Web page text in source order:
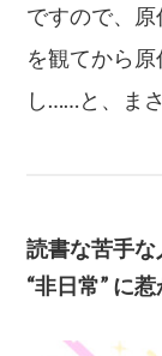
ですので、
を観てから
し……と、ま
読書な苦手
“非日常” に